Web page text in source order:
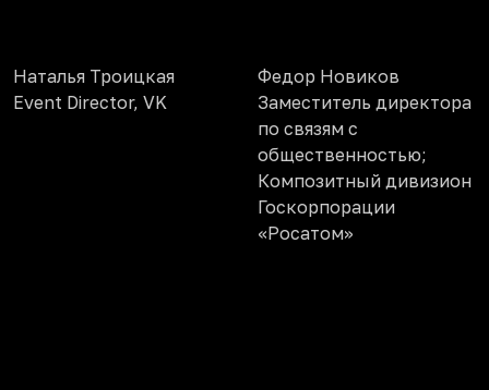
Наталья Троицкая
Event Director, VK
Федор Новиков
Заместитель директора
по связям с
общественностью;
Композитный дивизион
Госкорпорации
«Росатом»